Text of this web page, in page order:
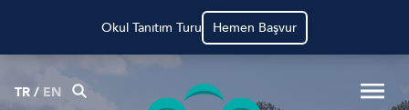
Okul Tanıtım Turu Hemen Başvur
TR/ EN